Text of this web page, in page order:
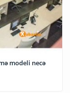
modeli necə